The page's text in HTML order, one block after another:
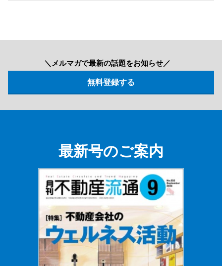
＼メルマガで最新の話題をお知らせ／
最新号のご案内